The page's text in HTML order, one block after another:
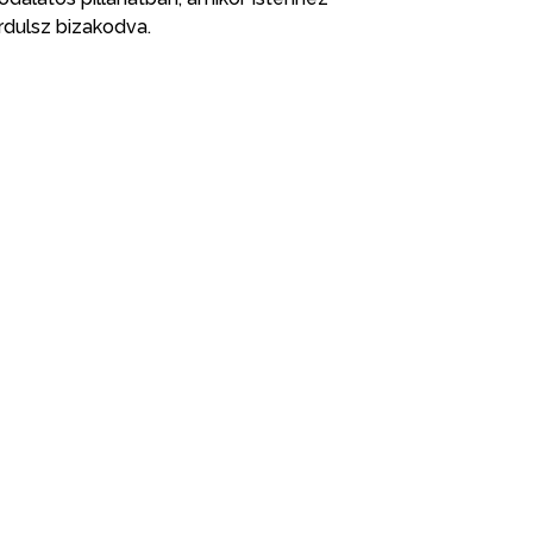
bizakodva.